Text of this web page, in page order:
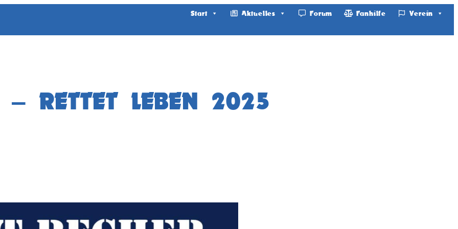
Start Aktuelles Forum Fanhilfe Verein
– RETTET LEBEN 2025